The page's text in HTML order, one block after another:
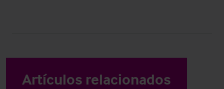
Artículos relacionados